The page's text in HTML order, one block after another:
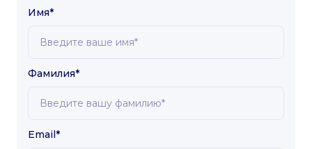
Имя*
Фамилия*
Email*